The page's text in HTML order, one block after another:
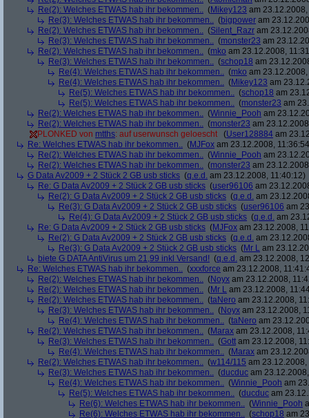
Re(2): Welches ETWAS hab ihr bekommen.. (Mikey123 am
Re(3): Welches ETWAS hab ihr bekommen.. (bigpower am
Re(2): Welches ETWAS hab ihr bekommen.. (Silent_Razr am
Re(3): Welches ETWAS hab ihr bekommen.. (monster23 am
Re(2): Welches ETWAS hab ihr bekommen.. (mko am 23.12.2008,
Re(3): Welches ETWAS hab ihr bekommen.. (schop18 am
Re(4): Welches ETWAS hab ihr bekommen.. (mko am
Re(4): Welches ETWAS hab ihr bekommen.. (Mikey123 am
Re(5): Welches ETWAS hab ihr bekommen.. (schop18 am
Re(5): Welches ETWAS hab ihr bekommen.. (monster23 am
Re(2): Welches ETWAS hab ihr bekommen.. (Winnie_Pooh am
Re(2): Welches ETWAS hab ihr bekommen.. (monster23 am
PLONKED von mtths: auf userwunsch geloescht (User128884 am
Re: Welches ETWAS hab ihr bekommen.. (MJFox am 23.12.2008,
Re(2): Welches ETWAS hab ihr bekommen.. (Winnie_Pooh am
Re(2): Welches ETWAS hab ihr bekommen.. (monster23 am
G Data Av2009 + 2 Stück 2 GB usb sticks (q.e.d. am 23.12.2008, 11:40:12)
Re: G Data Av2009 + 2 Stück 2 GB usb sticks (user96106 am
Re(2): G Data Av2009 + 2 Stück 2 GB usb sticks (q.e.d. am
Re(3): G Data Av2009 + 2 Stück 2 GB usb sticks (user96106 am
Re(4): G Data Av2009 + 2 Stück 2 GB usb sticks (q.e.d. am
Re: G Data Av2009 + 2 Stück 2 GB usb sticks (MJFox am 23.12.2008,
Re(2): G Data Av2009 + 2 Stück 2 GB usb sticks (q.e.d. am
Re(3): G Data Av2009 + 2 Stück 2 GB usb sticks (Mr L am
biete G DATA AntiVirus um 21,99 inkl Versand! (q.e.d. am 23.12.2008,
Re: Welches ETWAS hab ihr bekommen.. (xxxforce am 23.12.2008,
Re(2): Welches ETWAS hab ihr bekommen.. (Noyx am 23.12.2008,
Re(2): Welches ETWAS hab ihr bekommen.. (Mr L am 23.12.2008,
Re(2): Welches ETWAS hab ihr bekommen.. (taNero am 23.12.2008,
Re(3): Welches ETWAS hab ihr bekommen.. (Noyx am 23.12.2008,
Re(4): Welches ETWAS hab ihr bekommen.. (taNero am
Re(2): Welches ETWAS hab ihr bekommen.. (Marax am 23.12.2008,
Re(3): Welches ETWAS hab ihr bekommen.. (Gott am 23.12.2008,
Re(4): Welches ETWAS hab ihr bekommen.. (Marax am
Re(2): Welches ETWAS hab ihr bekommen.. (w114/115 am 23.12.2008,
Re(3): Welches ETWAS hab ihr bekommen.. (ducduc am
Re(4): Welches ETWAS hab ihr bekommen.. (Winnie_Pooh am
Re(5): Welches ETWAS hab ihr bekommen.. (ducduc am
Re(6): Welches ETWAS hab ihr bekommen.. (Winnie_Pooh
Re(6): Welches ETWAS hab ihr bekommen.. (schop18 am